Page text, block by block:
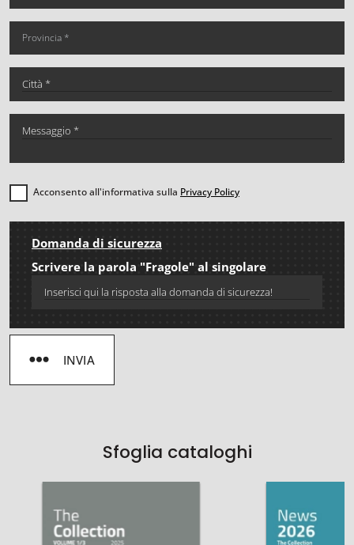
Sfoglia cataloghi
Acconsento all'informativa sulla Privacy Policy
Domanda di sicurezza
Scrivere la parola "Fragole" al singolare
INVIA